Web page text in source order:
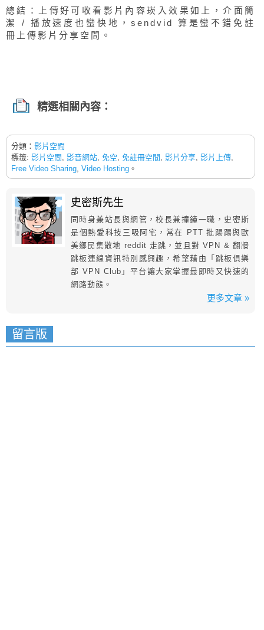
總結：上傳好可收看影片內容崁入效果如上，介面簡
潔 / 播放速度也蠻快地，sendvid 算是蠻不錯免註
冊上傳影片分享空間。
精選相關內容：
分類： 影片空間
標籤: 影片空間 影音網站 免空 免註冊空間 影片分享 影片上傳
Free Video Sharing Video Hosting 。
史密斯先生
同時身兼站長與網管，校長兼撞鐘一職，史密斯
是個熱愛科技三吸阿宅，常在 PTT 批踢踢與歐
美鄉民集散地 reddit 走跳，並且對 VPN & 翻牆
跳板連線資訊特別感興趣，希望藉由「跳板俱樂
部 VPN Club」平台讓大家掌握最即時又快速的
網路動態。
更多文章 »
留言版